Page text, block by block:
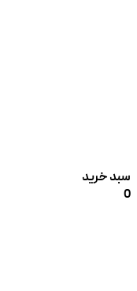
سبد خرید
0